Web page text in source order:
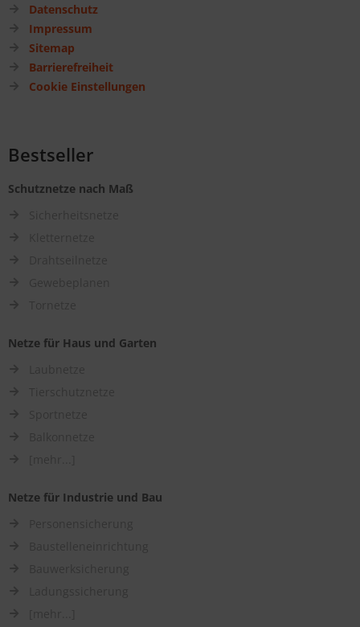
Datenschutz
Impressum
Sitemap
Barrierefreiheit
Cookie Einstellungen
Bestseller
Schutznetze nach Maß
Netze für Haus und Garten
Netze für Industrie und Bau